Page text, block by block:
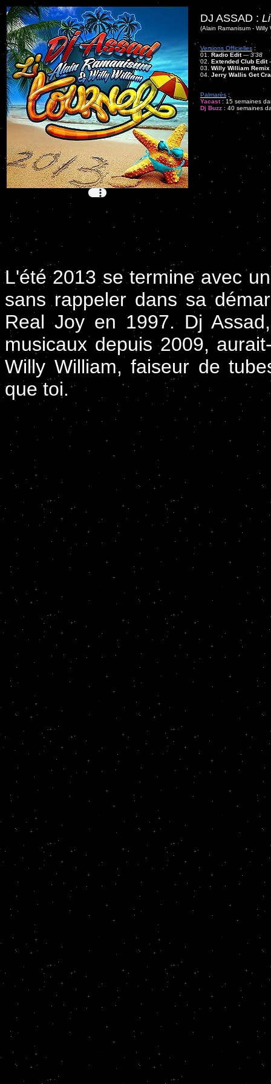
DJ ASSAD :
(Alain Ramanisum - Willy
Versions Officielles :
01. Radio Edit---3'38
02. Extended Club Edit
03.Willy William Remix
04. Jerry Wallis Get
Palmarès :
Yacast: 15 semaines
Dj Buzz : 40 semaines
L'été 2013 se termine avec
sans rappeler dans sa
Real Joy en 1997. Dj
musicaux depuis 2009,
Willy William, faiseur de
que toi.